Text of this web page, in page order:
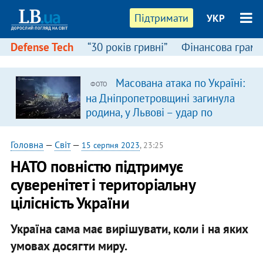
Підтримати УКР
Defense Tech “30 років гривні” Фінансова
ФОТО
Масована атака по Україні:
на Дніпропетровщині загинула
родина, у Львові – удар по
багатоповерхівках
(доповнюється)
Головна — Світ— 15 серпня 2023, 23:25
НАТО повністю підтримує
суверенітет і територіальну
цілісність України
Україна сама має вирішувати, коли і на яких
умовах досягти миру.